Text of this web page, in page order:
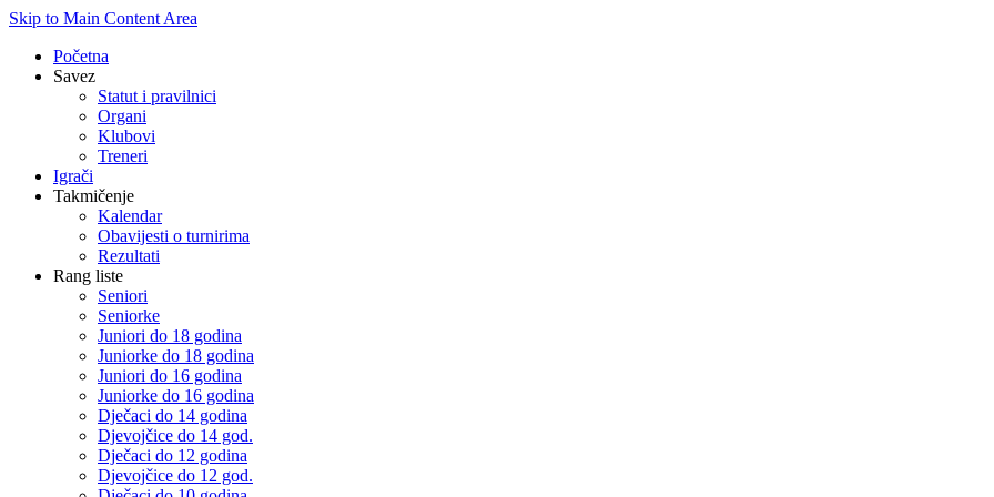
Skip to Main Content Area
Početna
Savez
Statut i pravilnici
Organi
Klubovi
Treneri
Igrači
Takmičenje
Kalendar
Obavijesti o turnirima
Rezultati
Rang liste
Seniori
Seniorke
Juniori do 18 godina
Juniorke do 18 godina
Juniori do 16 godina
Juniorke do 16 godina
Dječaci do 14 godina
Djevojčice do 14 god.
Dječaci do 12 godina
Djevojčice do 12 god.